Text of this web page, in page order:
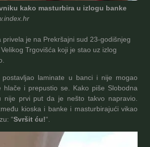
kako masturbira u izlogu banke
privela je na Prekršajni sud 23-godišnjeg
Trgovišća koji je stao uz izlog
postavljao laminate u banci i nije mogao
hlače i prepustio se. Kako piše Slobodna
nije prvi put da je nešto takvo napravio.
kioska i banke i masturbirajući vikao
“Svršit ću!“.